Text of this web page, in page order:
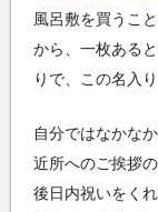
風呂敷を買うこ
から、一枚ある
りで、この名入
自分ではなかな
近所へのご挨拶
後日内祝いをく